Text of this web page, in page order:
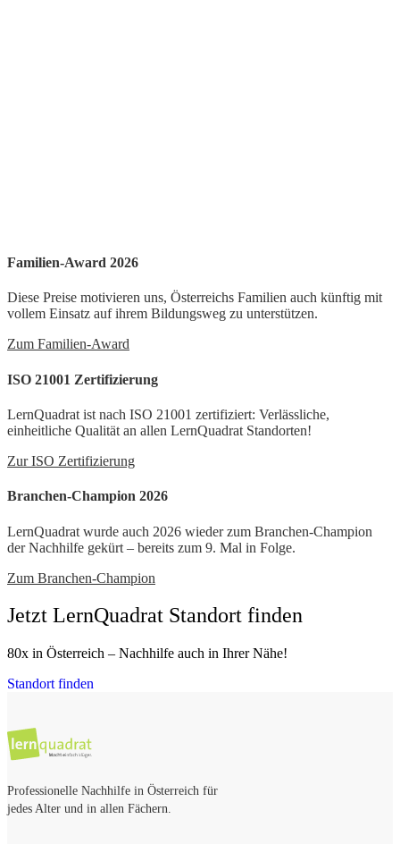
Familien-Award 2026
Diese Preise motivieren uns, Österreichs Familien auch künftig mit
vollem Einsatz auf ihrem Bildungsweg zu unterstützen.
Zum Familien-Award
ISO 21001 Zertifizierung
LernQuadrat ist nach ISO 21001 zertifiziert: Verlässliche,
einheitliche Qualität an allen LernQuadrat Standorten!
Zur ISO Zertifizierung
Branchen-Champion 2026
LernQuadrat wurde auch 2026 wieder zum Branchen-Champion
der Nachhilfe gekürt – bereits zum 9. Mal in Folge.
Zum Branchen-Champion
Jetzt LernQuadrat Standort finden
80x in Österreich – Nachhilfe auch in Ihrer Nähe!
Standort finden
Professionelle Nachhilfe in Österreich für
jedes Alter und in allen Fächern.